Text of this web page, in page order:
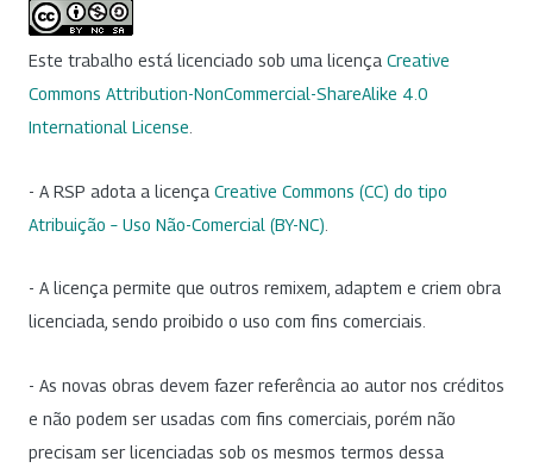
Este trabalho está licenciado sob uma licença Creative
Commons Attribution-NonCommercial-ShareAlike 4.0
International License
- A RSP adota a licença Creative Commons (CC) do tipo
Atribuição – Uso Não-Comercial (BY-NC)
- A licença permite que outros remixem, adaptem e criem obra
licenciada, sendo proibido o uso com fins comerciais.
- As novas obras devem fazer referência ao autor nos créditos
e não podem ser usadas com fins comerciais, porém não
precisam ser licenciadas sob os mesmos termos dessa